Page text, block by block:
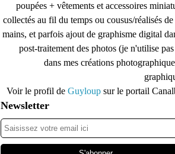
poupées + vêtements et accessoires
collectés au fil du temps ou cousus/réalisés de
mains, et parfois ajout de graphisme digital
post-traitement des photos (je n'utilise
dans mes créations
Voir le profil de Guyloup sur le portail
Newsletter